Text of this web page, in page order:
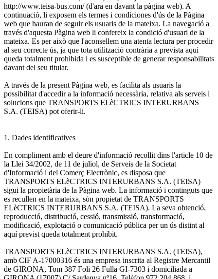
http://www.teisa-bus.com/ (d'ara en davant la pàgina web). A
continuació, li exposem els termes i condiciones d'ús de la Pàgina
web que hauran de seguir els usuaris de la mateixa. La navegació a
través d'aquesta Pàgina web li confereix la condició d'usuari de la
mateixa. Es per això que l'aconsellem una atenta lectura per procedir
al seu correcte ús, ja que tota utilització contrària a prevista aquí
queda totalment prohibida i es susceptible de generar responsabilitats
davant del seu titular.
A través de la present Pàgina web, es facilita als usuaris la
possibilitat d'accedir a la informació necessària, relativa als serveis i
solucions que TRANSPORTS ELèCTRICS INTERURBANS
S.A. (TEISA) pot oferir-li.
1. Dades identificatives
En compliment amb el deure d'informació recollit dins l'article 10 de
la Llei 34/2002, de 11 de juliol, de Serveis de la Societat
d'Informació i del Comerç Electrònic, es disposa que
TRANSPORTS ELèCTRICS INTERURBANS S.A. (TEISA)
sigui la propietària de la Pàgina web. La informació i continguts que
es recullen en la mateixa, són propietat de TRANSPORTS
ELèCTRICS INTERURBANS S.A. (TEISA). La seva obtenció,
reproducció, distribució, cessió, transmissió, transformació,
modificació, explotació o comunicació pública per un ús distint al
aquí previst queda totalment prohibit.
TRANSPORTS ELèCTRICS INTERURBANS S.A. (TEISA),
amb CIF A-17000316 és una empresa inscrita al Registre Mercantil
de GIRONA, Tom 387 Foli 26 Fulla GI-7303 i domiciliada a